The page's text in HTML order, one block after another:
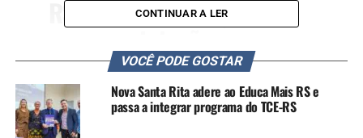
R$ 3 bilhões, mas já há
uma constatação que nunca
se fez tanto pelo estado do
Rio Grande do Sul”,
afirmou.
CONTINUAR A LER
VOCÊ PODE GOSTAR
Nova Santa Rita adere ao Educa Mais RS e
passa a integrar programa do TCE-RS